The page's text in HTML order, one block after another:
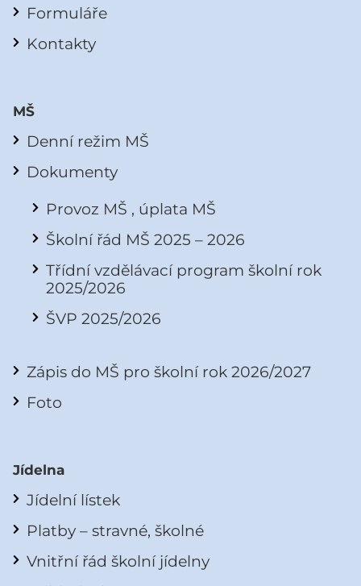
Formuláře
Kontakty
MŠ
Denní režim MŠ
Dokumenty
Provoz MŠ , úplata MŠ
Školní řád MŠ 2025 – 2026
Třídní vzdělávací program školní rok
2025/2026
ŠVP 2025/2026
Zápis do MŠ pro školní rok 2026/2027
Foto
Jídelna
Jídelní lístek
Platby – stravné, školné
Vnitřní řád školní jídelny